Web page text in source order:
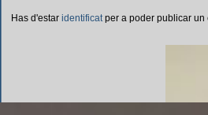
Has d'estar identificatper a poder publicar un